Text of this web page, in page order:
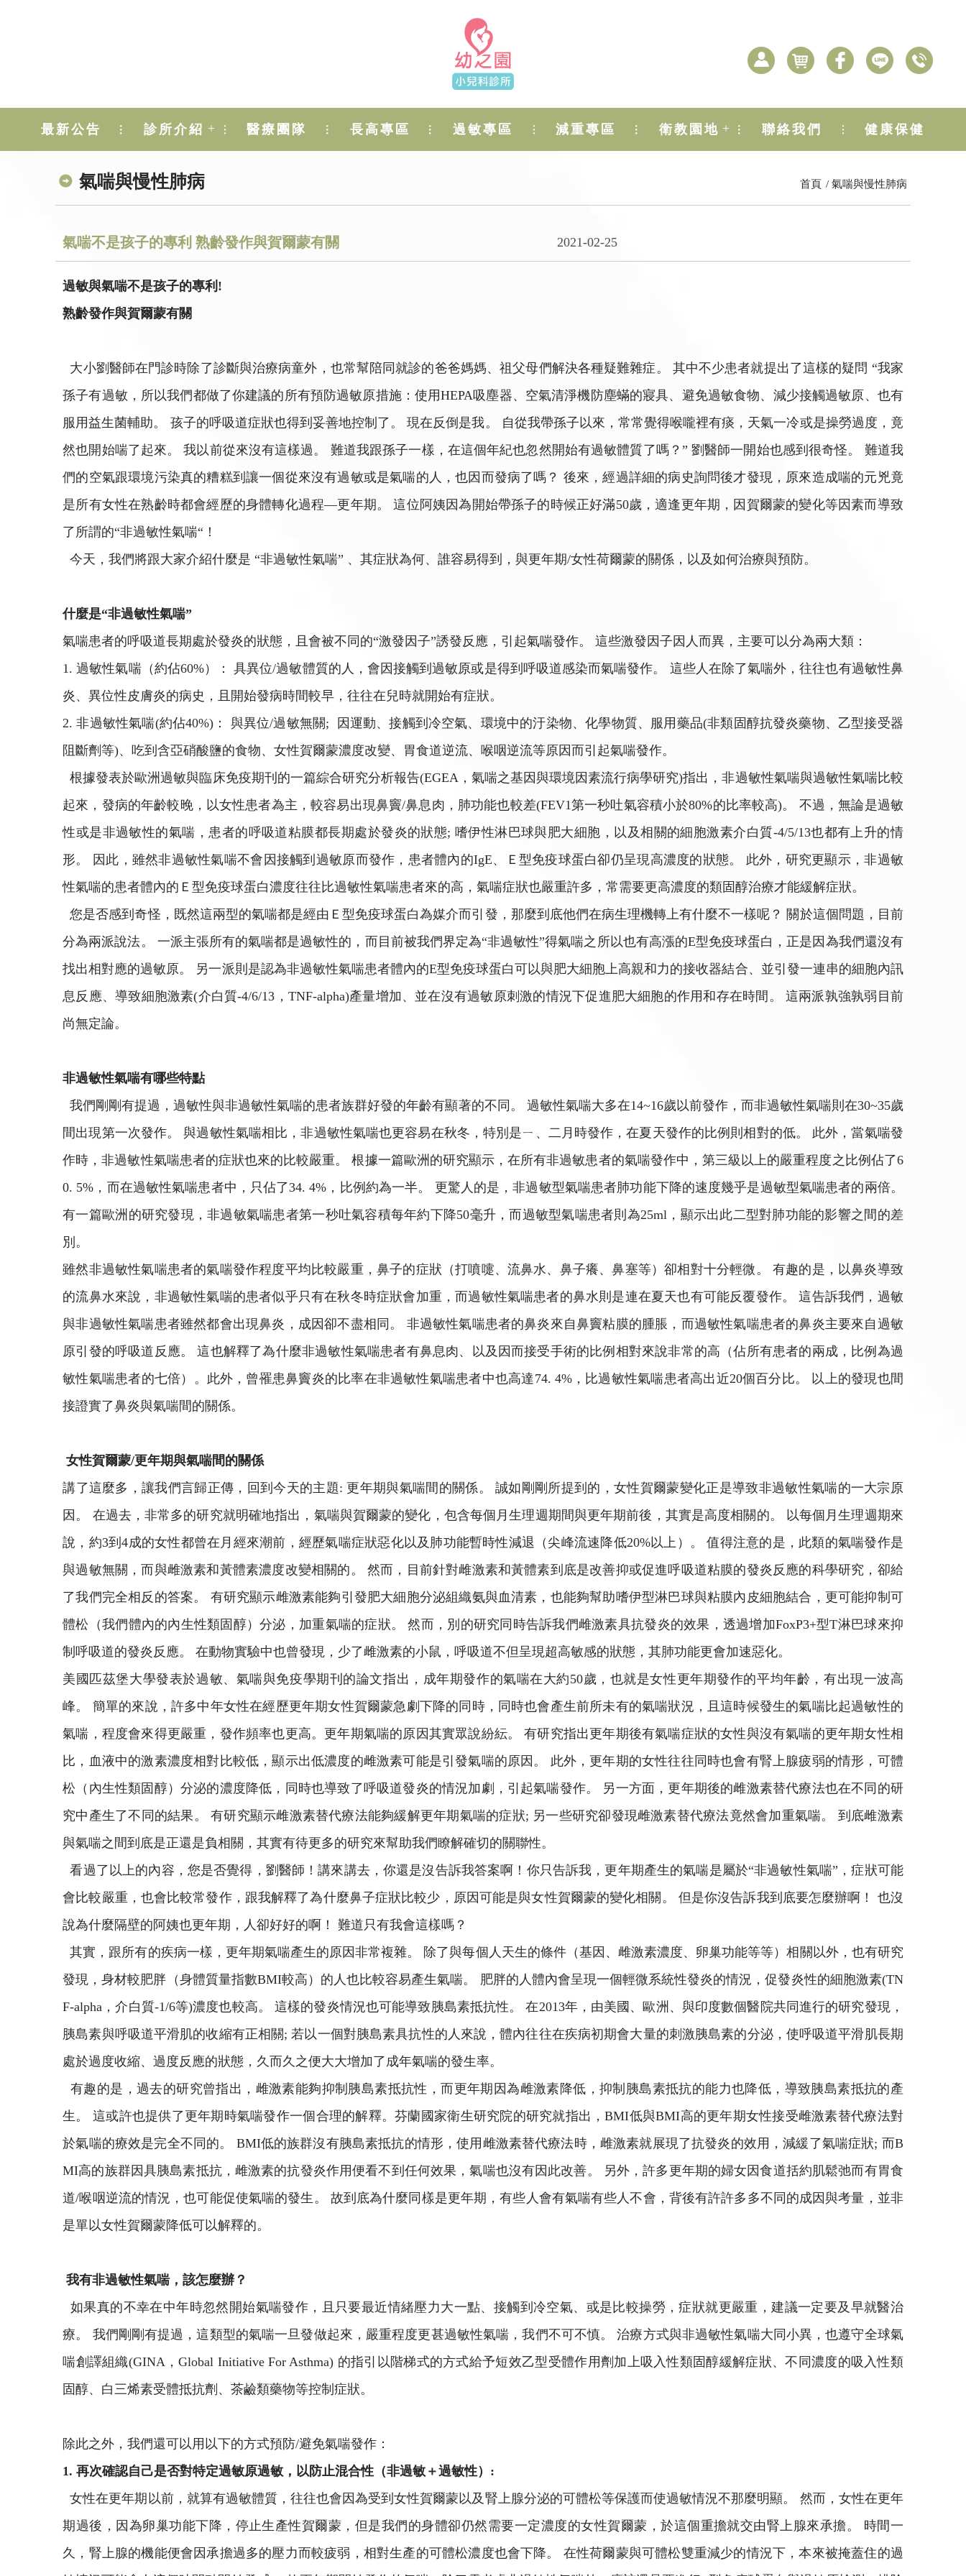
最新公告 診所介紹 + 醫療團隊 長高專區 過敏專區 減重專區 衛教園地 + 聯絡我們 健康保健
氣喘與慢性肺病 首頁 氣喘與慢性肺病
氣喘不是孩子的專利 熟齡發作與賀爾蒙有關 2021-02-25
過敏與氣喘不是孩子的專利!
熟齡發作與賀爾蒙有關
大小劉醫師在門診時除了診斷與治療病童外，也常幫陪同就診的爸爸媽媽、祖父母們解決各種疑難雜症。 其中不少患者就提出了這樣的疑問 “我家
孫子有過敏，所以我們都做了你建議的所有預防過敏原措施：使用HEPA吸塵器、空氣清淨機防塵蟎的寢具、避免過敏食物、減少接觸過敏原、也有
服用益生菌輔助。 孩子的呼吸道症狀也得到妥善地控制了。 現在反倒是我。 自從我帶孫子以來，常常覺得喉嚨裡有痰，天氣一冷或是操勞過度，竟
然也開始喘了起來。 我以前從來沒有這樣過。 難道我跟孫子一樣，在這個年紀也忽然開始有過敏體質了嗎？” 劉醫師一開始也感到很奇怪。 難道我
們的空氣跟環境污染真的糟糕到讓一個從來沒有過敏或是氣喘的人，也因而發病了嗎？ 後來，經過詳細的病史詢問後才發現，原來造成喘的元兇竟
是所有女性在熟齡時都會經歷的身體轉化過程—更年期。 這位阿姨因為開始帶孫子的時候正好滿50歲，適逢更年期，因賀爾蒙的變化等因素而導致
了所謂的“非過敏性氣喘“！
今天，我們將跟大家介紹什麼是 “非過敏性氣喘” 、其症狀為何、誰容易得到，與更年期/女性荷爾蒙的關係，以及如何治療與預防。
什麼是“非過敏性氣喘”
氣喘患者的呼吸道長期處於發炎的狀態，且會被不同的“激發因子”誘發反應，引起氣喘發作。 這些激發因子因人而異，主要可以分為兩大類：
1. 過敏性氣喘（約佔60%）： 具異位/過敏體質的人，會因接觸到過敏原或是得到呼吸道感染而氣喘發作。 這些人在除了氣喘外，往往也有過敏性鼻
炎、異位性皮膚炎的病史，且開始發病時間較早，往往在兒時就開始有症狀。
2. 非過敏性氣喘(約佔40%)： 與異位/過敏無關; 因運動、接觸到冷空氣、環境中的汙染物、化學物質、服用藥品(非類固醇抗發炎藥物、乙型接受器
阻斷劑等)、吃到含亞硝酸鹽的食物、女性賀爾蒙濃度改變、胃食道逆流、喉咽逆流等原因而引起氣喘發作。
根據發表於歐洲過敏與臨床免疫期刊的一篇綜合研究分析報告(EGEA，氣喘之基因與環境因素流行病學研究)指出，非過敏性氣喘與過敏性氣喘比較
起來，發病的年齡較晚，以女性患者為主，較容易出現鼻竇/鼻息肉，肺功能也較差(FEV1第一秒吐氣容積小於80%的比率較高)。 不過，無論是過敏
性或是非過敏性的氣喘，患者的呼吸道粘膜都長期處於發炎的狀態; 嗜伊性淋巴球與肥大細胞，以及相關的細胞激素介白質-4/5/13也都有上升的情
形。 因此，雖然非過敏性氣喘不會因接觸到過敏原而發作，患者體內的IgE、Ｅ型免疫球蛋白卻仍呈現高濃度的狀態。 此外，研究更顯示，非過敏
性氣喘的患者體內的Ｅ型免疫球蛋白濃度往往比過敏性氣喘患者來的高，氣喘症狀也嚴重許多，常需要更高濃度的類固醇治療才能緩解症狀。
您是否感到奇怪，既然這兩型的氣喘都是經由Ｅ型免疫球蛋白為媒介而引發，那麼到底他們在病生理機轉上有什麼不一樣呢？ 關於這個問題，目前
分為兩派說法。 一派主張所有的氣喘都是過敏性的，而目前被我們界定為“非過敏性”得氣喘之所以也有高漲的E型免疫球蛋白，正是因為我們還沒有
找出相對應的過敏原。 另一派則是認為非過敏性氣喘患者體內的E型免疫球蛋白可以與肥大細胞上高親和力的接收器結合、並引發一連串的細胞內訊
息反應、導致細胞激素(介白質-4/6/13，TNF-alpha)產量增加、並在沒有過敏原刺激的情況下促進肥大細胞的作用和存在時間。 這兩派孰強孰弱目前
尚無定論。
非過敏性氣喘有哪些特點
我們剛剛有提過，過敏性與非過敏性氣喘的患者族群好發的年齡有顯著的不同。 過敏性氣喘大多在14~16歲以前發作，而非過敏性氣喘則在30~35歲
間出現第一次發作。 與過敏性氣喘相比，非過敏性氣喘也更容易在秋冬，特別是ㄧ、二月時發作，在夏天發作的比例則相對的低。 此外，當氣喘發
作時，非過敏性氣喘患者的症狀也來的比較嚴重。 根據一篇歐洲的研究顯示，在所有非過敏患者的氣喘發作中，第三級以上的嚴重程度之比例佔了6
0. 5%，而在過敏性氣喘患者中，只佔了34. 4%，比例約為一半。 更驚人的是，非過敏型氣喘患者肺功能下降的速度幾乎是過敏型氣喘患者的兩倍。
有一篇歐洲的研究發現，非過敏氣喘患者第一秒吐氣容積每年約下降50毫升，而過敏型氣喘患者則為25ml，顯示出此二型對肺功能的影響之間的差
別。
雖然非過敏性氣喘患者的氣喘發作程度平均比較嚴重，鼻子的症狀（打噴嚏、流鼻水、鼻子癢、鼻塞等）卻相對十分輕微。 有趣的是，以鼻炎導致
的流鼻水來說，非過敏性氣喘的患者似乎只有在秋冬時症狀會加重，而過敏性氣喘患者的鼻水則是連在夏天也有可能反覆發作。 這告訴我們，過敏
與非過敏性氣喘患者雖然都會出現鼻炎，成因卻不盡相同。 非過敏性氣喘患者的鼻炎來自鼻竇粘膜的腫脹，而過敏性氣喘患者的鼻炎主要來自過敏
原引發的呼吸道反應。 這也解釋了為什麼非過敏性氣喘患者有鼻息肉、以及因而接受手術的比例相對來說非常的高（佔所有患者的兩成，比例為過
敏性氣喘患者的七倍）。此外，曾罹患鼻竇炎的比率在非過敏性氣喘患者中也高達74. 4%，比過敏性氣喘患者高出近20個百分比。 以上的發現也間
接證實了鼻炎與氣喘間的關係。
女性賀爾蒙/更年期與氣喘間的關係
講了這麼多，讓我們言歸正傳，回到今天的主題: 更年期與氣喘間的關係。 誠如剛剛所提到的，女性賀爾蒙變化正是導致非過敏性氣喘的一大宗原
因。 在過去，非常多的研究就明確地指出，氣喘與賀爾蒙的變化，包含每個月生理週期間與更年期前後，其實是高度相關的。 以每個月生理週期來
說，約3到4成的女性都曾在月經來潮前，經歷氣喘症狀惡化以及肺功能暫時性減退（尖峰流速降低20%以上）。 值得注意的是，此類的氣喘發作是
與過敏無關，而與雌激素和黃體素濃度改變相關的。 然而，目前針對雌激素和黃體素到底是改善抑或促進呼吸道粘膜的發炎反應的科學研究，卻給
了我們完全相反的答案。 有研究顯示雌激素能夠引發肥大細胞分泌組織氨與血清素，也能夠幫助嗜伊型淋巴球與粘膜內皮細胞結合，更可能抑制可
體松（我們體內的內生性類固醇）分泌，加重氣喘的症狀。 然而，別的研究同時告訴我們雌激素具抗發炎的效果，透過增加FoxP3+型T淋巴球來抑
制呼吸道的發炎反應。 在動物實驗中也曾發現，少了雌激素的小鼠，呼吸道不但呈現超高敏感的狀態，其肺功能更會加速惡化。
美國匹茲堡大學發表於過敏、氣喘與免疫學期刊的論文指出，成年期發作的氣喘在大約50歲，也就是女性更年期發作的平均年齡，有出現一波高
峰。 簡單的來說，許多中年女性在經歷更年期女性賀爾蒙急劇下降的同時，同時也會產生前所未有的氣喘狀況，且這時候發生的氣喘比起過敏性的
氣喘，程度會來得更嚴重，發作頻率也更高。更年期氣喘的原因其實眾說紛紜。 有研究指出更年期後有氣喘症狀的女性與沒有氣喘的更年期女性相
比，血液中的激素濃度相對比較低，顯示出低濃度的雌激素可能是引發氣喘的原因。 此外，更年期的女性往往同時也會有腎上腺疲弱的情形，可體
松（內生性類固醇）分泌的濃度降低，同時也導致了呼吸道發炎的情況加劇，引起氣喘發作。 另一方面，更年期後的雌激素替代療法也在不同的研
究中產生了不同的結果。 有研究顯示雌激素替代療法能夠緩解更年期氣喘的症狀; 另一些研究卻發現雌激素替代療法竟然會加重氣喘。 到底雌激素
與氣喘之間到底是正還是負相關，其實有待更多的研究來幫助我們瞭解確切的關聯性。
看過了以上的內容，您是否覺得，劉醫師！講來講去，你還是沒告訴我答案啊！你只告訴我，更年期產生的氣喘是屬於“非過敏性氣喘”，症狀可能
會比較嚴重，也會比較常發作，跟我解釋了為什麼鼻子症狀比較少，原因可能是與女性賀爾蒙的變化相關。 但是你沒告訴我到底要怎麼辦啊！ 也沒
說為什麼隔壁的阿姨也更年期，人卻好好的啊！ 難道只有我會這樣嗎？
其實，跟所有的疾病一樣，更年期氣喘產生的原因非常複雜。 除了與每個人天生的條件（基因、雌激素濃度、卵巢功能等等）相關以外，也有研究
發現，身材較肥胖（身體質量指數BMI較高）的人也比較容易產生氣喘。 肥胖的人體內會呈現一個輕微系統性發炎的情況，促發炎性的細胞激素(TN
F-alpha，介白質-1/6等)濃度也較高。 這樣的發炎情況也可能導致胰島素抵抗性。 在2013年，由美國、歐洲、與印度數個醫院共同進行的研究發現，
胰島素與呼吸道平滑肌的收縮有正相關; 若以一個對胰島素具抗性的人來說，體內往往在疾病初期會大量的刺激胰島素的分泌，使呼吸道平滑肌長期
處於過度收縮、過度反應的狀態，久而久之便大大增加了成年氣喘的發生率。
有趣的是，過去的研究曾指出，雌激素能夠抑制胰島素抵抗性，而更年期因為雌激素降低，抑制胰島素抵抗的能力也降低，導致胰島素抵抗的產
生。 這或許也提供了更年期時氣喘發作一個合理的解釋。芬蘭國家衛生研究院的研究就指出，BMI低與BMI高的更年期女性接受雌激素替代療法對
於氣喘的療效是完全不同的。 BMI低的族群沒有胰島素抵抗的情形，使用雌激素替代療法時，雌激素就展現了抗發炎的效用，減緩了氣喘症狀; 而B
MI高的族群因具胰島素抵抗，雌激素的抗發炎作用便看不到任何效果，氣喘也沒有因此改善。 另外，許多更年期的婦女因食道括約肌鬆弛而有胃食
道/喉咽逆流的情況，也可能促使氣喘的發生。 故到底為什麼同樣是更年期，有些人會有氣喘有些人不會，背後有許許多多不同的成因與考量，並非
是單以女性賀爾蒙降低可以解釋的。
我有非過敏性氣喘，該怎麼辦？
如果真的不幸在中年時忽然開始氣喘發作，且只要最近情緒壓力大一點、接觸到冷空氣、或是比較操勞，症狀就更嚴重，建議一定要及早就醫治
療。 我們剛剛有提過，這類型的氣喘一旦發做起來，嚴重程度更甚過敏性氣喘，我們不可不慎。 治療方式與非過敏性氣喘大同小異，也遵守全球氣
喘創譯組織(GINA，Global Initiative For Asthma) 的指引以階梯式的方式給予短效乙型受體作用劑加上吸入性類固醇緩解症狀、不同濃度的吸入性類
固醇、白三烯素受體抵抗劑、茶鹼類藥物等控制症狀。
除此之外，我們還可以用以下的方式預防/避免氣喘發作：
1. 再次確認自己是否對特定過敏原過敏，以防止混合性（非過敏＋過敏性）:
女性在更年期以前，就算有過敏體質，往往也會因為受到女性賀爾蒙以及腎上腺分泌的可體松等保護而使過敏情況不那麼明顯。 然而，女性在更年
期過後，因為卵巢功能下降，停止生產性賀爾蒙，但是我們的身體卻仍然需要一定濃度的女性賀爾蒙，於這個重擔就交由腎上腺來承擔。 時間一
久，腎上腺的機能便會因承擔過多的壓力而較疲弱，相對生產的可體松濃度也會下降。 在性荷爾蒙與可體松雙重減少的情況下，本來被掩蓋住的過